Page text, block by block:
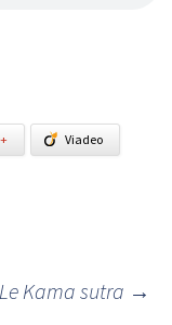
Viadeo
Le Kama sutra →